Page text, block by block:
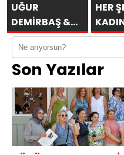
UĞUR
DEMİRBAŞ &
ÖBÜRKÜLER
HER
Son Yazılar